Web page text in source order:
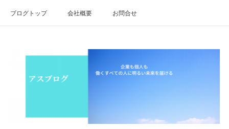
ブログトップ 会社概要 お問合せ